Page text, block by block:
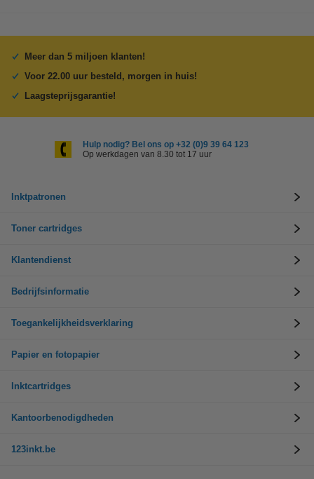
Meer dan 5 miljoen klanten!
Voor 22.00 uur besteld, morgen in huis!
Laagsteprijsgarantie!
Hulp nodig? Bel ons op +32 (0)9 39 64 123
Op werkdagen van 8.30 tot 17 uur
Inktpatronen
Toner cartridges
Klantendienst
Bedrijfsinformatie
Toegankelijkheidsverklaring
Papier en fotopapier
Inktcartridges
Kantoorbenodigdheden
123inkt.be